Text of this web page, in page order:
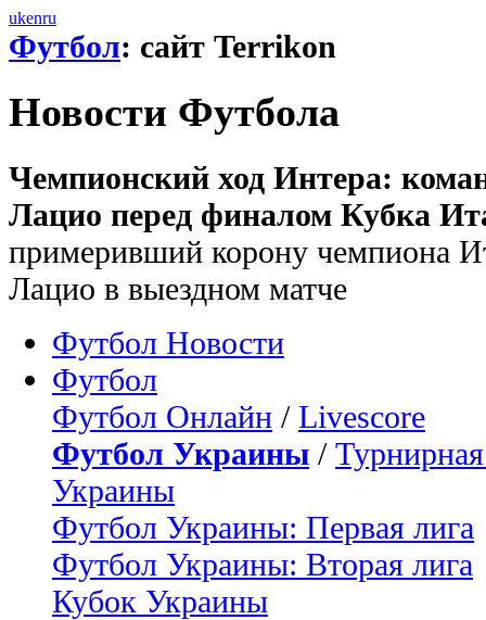
ukenru
Футбол: сайт Terrikon
Новости Футбола
Чемпионский ход Интера:
Лацио перед финалом Кубка
примеривший корону чемпиона
Лацио в выездном матче
Футбол Новости
Футбол
Футбол Онлайн / Livescore
Футбол Украины /
Украины
Футбол Украины: Первая лига
Футбол Украины: Вторая лига
Кубок Украины